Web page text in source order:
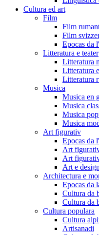
Cultura ed art
Film
Film
Film
Epocas da
Litteratura e teater
Litteratura
Litteratura
Litteratura
Musica
Musica en
Musica
Musica
Musica
Art figurativ
Epocas da
Art
Art
Art e
Architectura e
Epocas da
Cultura da
Cultura da
Cultura populara
Cultura
Artisanadi